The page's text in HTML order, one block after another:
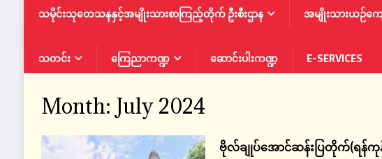
သမိုင်းသုတေသနနှင့်အမျိုးသားစာကြည့်တိုက် ဦးစီးဌာန
အမျိုးသားယဉ်က
သတင်း ကြေညာကဏ္ဍ ဆောင်းပါးကဏ္ဍ E-SERVICES
Month: July 2024
ဗိုလ်ချုပ်အောင်ဆန်းပြတိုက်(ရန်ကု